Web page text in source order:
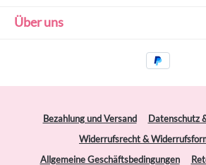
Über uns
Bezahlung und Versand
Datenschutz
Widerrufsrecht &
Allgemeine Geschäftsbedingungen